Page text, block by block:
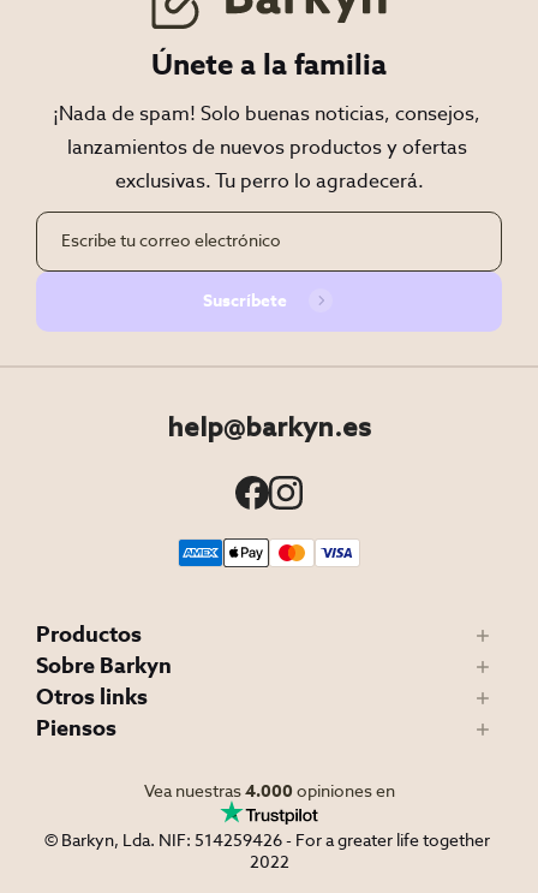
Únete a la familia
¡Nada de spam! Solo buenas noticias, consejos,
lanzamientos de nuevos productos y ofertas
exclusivas. Tu perro lo agradecerá.
Suscríbete
help@barkyn.es
Productos
Sobre Barkyn
Otros links
Piensos
Vea nuestras 4.000 opiniones en
© Barkyn, Lda. NIF: 514259426 - For a greater life together
2022